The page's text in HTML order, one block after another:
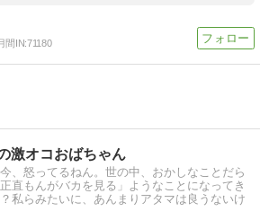
間IN:71180
激オコおばちゃん
、怒ってるねん。世の中、おかしなことだら
直もんがバカを見る」ようなことになってき
私らみたいに、あんまりアタマは良うないけ